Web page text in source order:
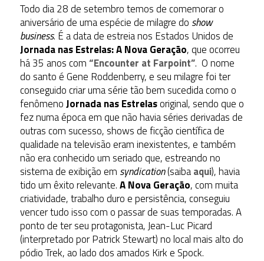
Todo dia 28 de setembro temos de comemorar o
aniversário de uma espécie de milagre do show
business. É a data de estreia nos Estados Unidos de
Jornada nas Estrelas: A Nova Geração, que ocorreu
há 35 anos com“Encounter at Farpoint”. O nome
do santo é Gene Roddenberry, e seu milagre foi ter
conseguido criar uma série tão bem sucedida como o
fenômenoJornada nas Estrelasoriginal, sendo que o
fez numa época em que não havia séries derivadas de
outras com sucesso, shows de ficção científica de
qualidade na televisão eram inexistentes, e também
não era conhecido um seriado que, estreando no
sistema de exibição em syndication(saibaaqui), havia
tido um êxito relevante.A Nova Geração, com muita
criatividade, trabalho duro e persistência, conseguiu
vencer tudo isso com o passar de suas temporadas. A
ponto de ter seu protagonista, Jean-Luc Picard
(interpretado por Patrick Stewart) no local mais alto do
pódio Trek, ao lado dos amados Kirk e Spock.